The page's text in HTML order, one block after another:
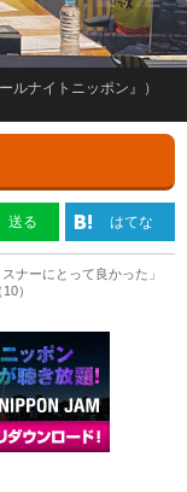
ルナイトニッポン』）
送る はてな
スナーにとって良かった」
）